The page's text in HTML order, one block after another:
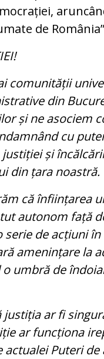
de
comunității
din
și ne asociem
cu
și
din țara noastră.
că înființarea
autonom față
serie de acțiuni
amenințare la
umbră de
ar fi
ar funcționa
actualei Puteri